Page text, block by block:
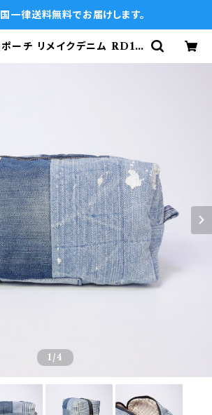
一律送料無料でお届けします。
ーチ リメイクデニム RD14
1 /4